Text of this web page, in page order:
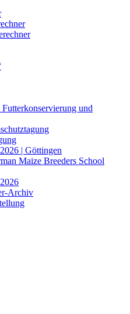
und
| Göttingen
Maize Breeders School
Archiv